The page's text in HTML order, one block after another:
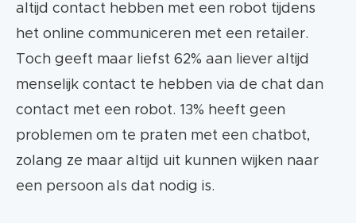
altijd contact hebben met een robot tijdens
het online communiceren met een retailer.
Toch geeft maar liefst 62% aan liever altijd
menselijk contact te hebben via de chat dan
contact met een robot. 13% heeft geen
problemen om te praten met een chatbot,
zolang ze maar altijd uit kunnen wijken naar
een persoon als dat nodig is.